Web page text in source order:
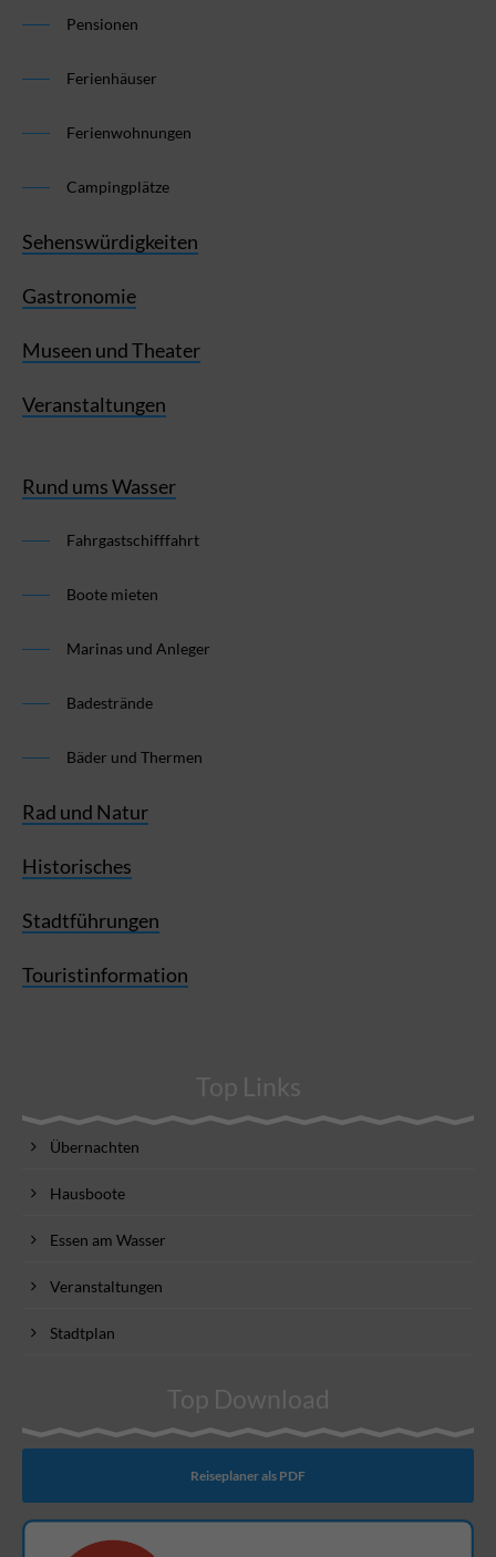
Pensionen
Ferienhäuser
Ferienwohnungen
Campingplätze
Sehenswürdigkeiten
Gastronomie
Museen und Theater
Veranstaltungen
Rund ums Wasser
Fahrgastschifffahrt
Boote mieten
Marinas und Anleger
Badestrände
Bäder und Thermen
Rad und Natur
Historisches
Stadtführungen
Touristinformation
Top Links
Übernachten
Hausboote
Essen am Wasser
Veranstaltungen
Stadtplan
Top Download
Reiseplaner als PDF